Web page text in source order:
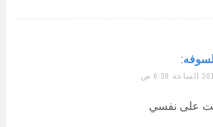
:
على نفسي